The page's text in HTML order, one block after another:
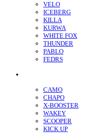
VELO
ICEBERG
KILLA
KURWA
WHITE FOX
THUNDER
PABLO
FEDRS
CAMO
CHAPO
X-BOOSTER
WAKEY
SCOOPER
KICK UP